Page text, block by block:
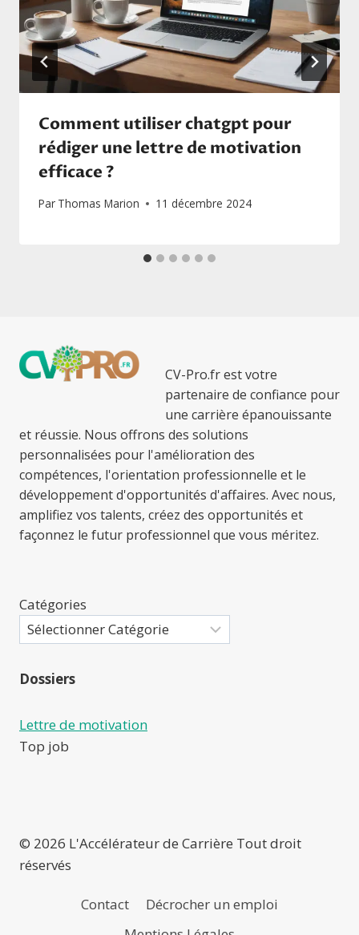
Comment utiliser chatgpt pour
rédiger une lettre de motivation
efficace ?
Par Thomas Marion 11 décembre 2024
CV-Pro.fr est votre
partenaire de confiance pour
une carrière épanouissante
et réussie. Nous offrons des solutions
personnalisées pour l'amélioration des
compétences, l'orientation professionnelle et le
développement d'opportunités d'affaires. Avec nous,
amplifiez vos talents, créez des opportunités et
façonnez le futur professionnel que vous méritez.
Catégories
Dossiers
Lettre de motivation
Top job
© 2026 L'Accélérateur de Carrière Tout droit
réservés
Contact
Décrocher un emploi